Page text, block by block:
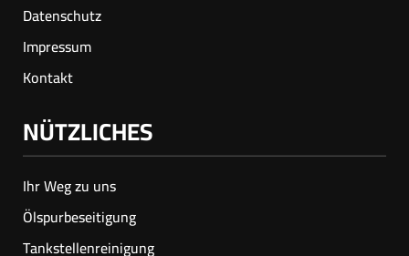
Datenschutz
Impressum
Kontakt
NÜTZLICHES
Ihr Weg zu uns
Ölspur­beseitigung
Tankstellenreinigung